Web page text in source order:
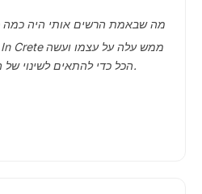
מה שבאמת הרשים אותי היה כמה
הכל כדי להתאים לשינוי של הרגע האחרון בתוכניות שלי.